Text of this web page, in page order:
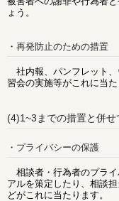
ょう。
・再発防止のための措置
社内報、パンフレット
習会の実施等がこれに当た
(4)1~3までの措置と併
・プライバシーの保護
相談者・行為者のプライ
アルを策定したり、相談
どがこれに当たります。